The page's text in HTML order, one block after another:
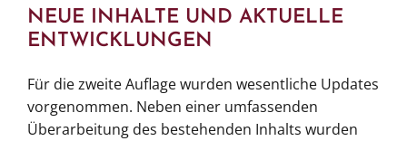
NEUE INHALTE UND AKTUELLE
ENTWICKLUNGEN
Für die zweite Auflage wurden wesentliche Updates
vorgenommen. Neben einer umfassenden
Überarbeitung des bestehenden Inhalts wurden